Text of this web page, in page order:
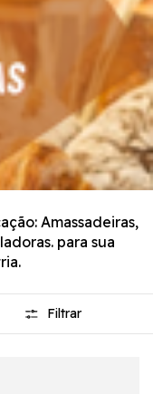
Amassadeiras,
para sua
Filtrar